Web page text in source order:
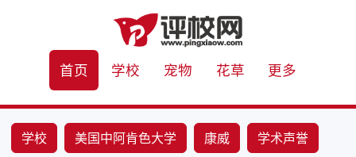
首页 学校 宠物 花草 更多
学校 美国中阿肯色大学 康威
学术声誉